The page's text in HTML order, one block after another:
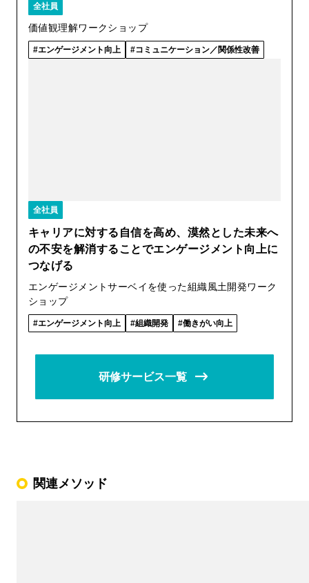
全社員
価値観理解ワークショップ
エンゲージメント向上 コミュニケーション／関係性改善
全社員
キャリアに対する自信を高め、漠然とした未来へ
の不安を解消することでエンゲージメント向上に
つなげる
エンゲージメントサーベイを使った組織風土開発ワーク
ショップ
エンゲージメント向上 組織開発 働きがい向上
研修サービス一覧
関連メソッド